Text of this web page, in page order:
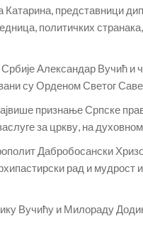
представници
политичких
Србије Александар Вучић
су Орденом Светог Саве
признање Српске
за цркву, на
Дабробосански
рад и мудрост
Вучићу и Милораду